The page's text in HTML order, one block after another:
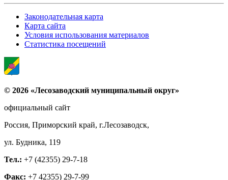
Законодательная карта
Карта сайта
Условия использования материалов
Статистика посещений
© 2026 «Лесозаводский муниципальный округ»
официальный сайт
Россия, Приморский край, г.Лесозаводск,
ул. Будника, 119
Тел.: +7 (42355) 29-7-18
Факс: +7 42355) 29-7-99